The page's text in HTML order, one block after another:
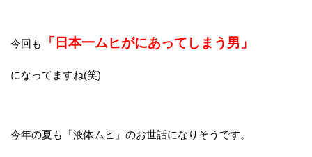
今回も 「日本一ムヒがにあってしまう男」
になってますね(笑)
今年の夏も「液体ムヒ」のお世話になりそうです。